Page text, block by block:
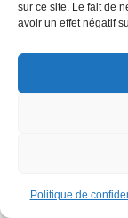
sur ce site. Le fait de
avoir un effet négatif
Politique de
portefeuille
fréquemment
(c’est-
N’oubliez pas
d’échange qui
plateforme,